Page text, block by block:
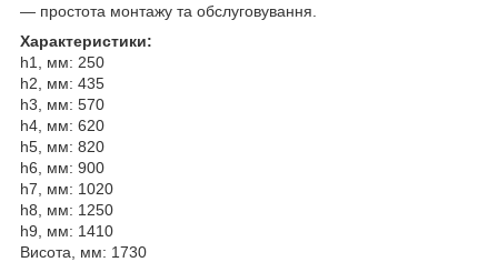
— простота монтажу та обслуговування.
Характеристики:
h1, мм: 250
h2, мм: 435
h3, мм: 570
h4, мм: 620
h5, мм: 820
h6, мм: 900
h7, мм: 1020
h8, мм: 1250
h9, мм: 1410
Висота, мм: 1730